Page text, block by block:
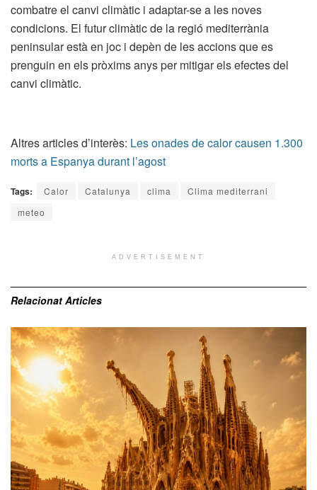
combatre el canvi climàtic i adaptar-se a les noves
condicions. El futur climàtic de la regió mediterrània
peninsular està en joc i depèn de les accions que es
prenguin en els pròxims anys per mitigar els efectes del
canvi climàtic.
Altres articles d’interès: Les onades de calor causen 1.300
morts a Espanya durant l’agost
Tags: Calor Catalunya clima
Clima mediterrani
meteo
ADVERTISEMENT
Relacionat Articles